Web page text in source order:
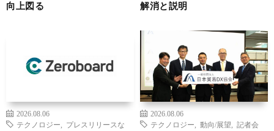
向上図る
解消と説明
2026.08.06
テクノロジー
プレスリリースな
2026.08.06
テクノロジー
動向/展望
記者会